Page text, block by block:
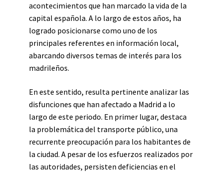
acontecimientos que han marcado la vida de la
capital española. A lo largo de estos años, ha
logrado posicionarse como uno de los
principales referentes en información local,
abarcando diversos temas de interés para los
madrileños.
En este sentido, resulta pertinente analizar las
disfunciones que han afectado a Madrid a lo
largo de este periodo. En primer lugar, destaca
la problemática del transporte público, una
recurrente preocupación para los habitantes de
la ciudad. A pesar de los esfuerzos realizados por
las autoridades, persisten deficiencias en el